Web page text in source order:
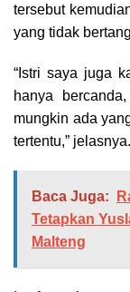
tersebut
yang tidak
“Istri saya juga
hanya
mungkin ada
tertentu,” jelasnya.
Baca Juga:
Tetapkan
Malteng